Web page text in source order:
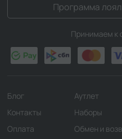
Программа
Принимаем к
Блог Аутлет
Контакты
Наборы
Оплата
Обмен и